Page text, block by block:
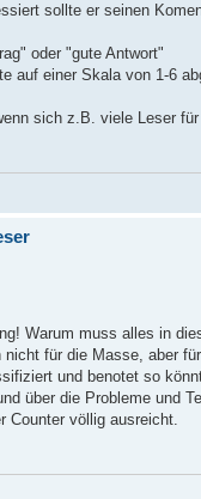
sollte er seinen
oder "gute Antwort"
auf einer Skala von 1-6
sich z.B. viele Leser
Warum muss alles in
für die Masse, aber
und benotet so
über die Probleme und
Counter völlig ausreicht.